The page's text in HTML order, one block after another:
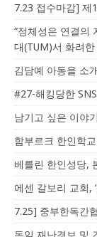
7.23 접수마감] 제
“정체성은 연결의
대(TUM)서 화려한
김담예 아동을 소
#27-해킹당한
남기고 싶은 이야
함부르크 한인학
베를린 한인성당,
에센 갈보리 교회,
7.25] 중부한독간